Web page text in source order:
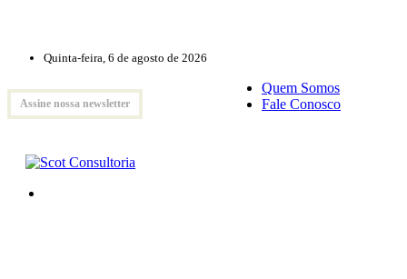
Quinta-feira, 6 de agosto de 2026
Assine nossa newsletter
Quem Somos
Fale Conosco